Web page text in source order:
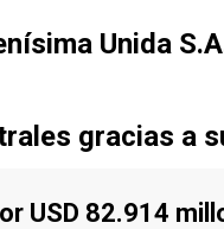
Unida
gracias a
USD 82.914